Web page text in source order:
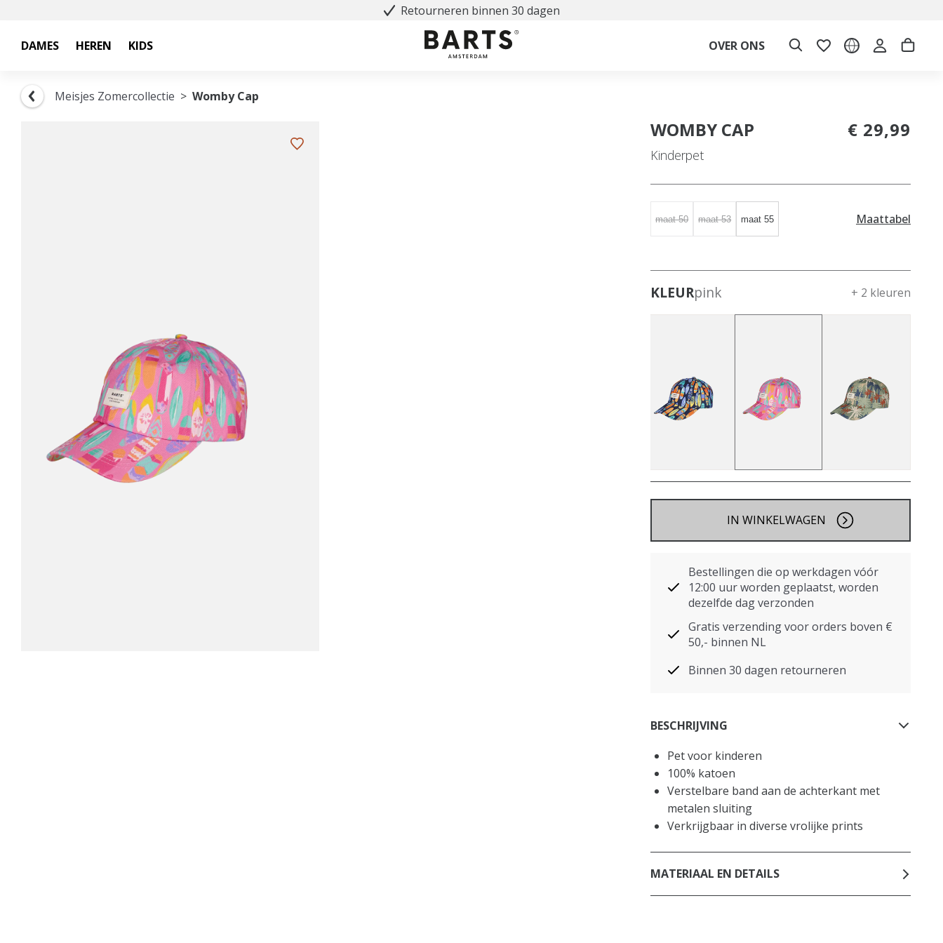
Retourneren binnen 30 dagen
DAMES HEREN KIDS OVER ONS
Meisjes Zomercollectie Womby Cap
WOMBY CAP
Kinderpet
€ 29,99
maat 50 maat 53 maat 55 Maattabel
KLEURpink + 2 kleuren
IN WINKELWAGEN
Bestellingen die op werkdagen vóór
12:00 uur worden geplaatst, worden
dezelfde dag verzonden
Gratis verzending voor orders boven €
50,- binnen NL
Binnen 30 dagen retourneren
BESCHRIJVING
Pet voor kinderen
100% katoen
Verstelbare band aan de achterkant met
metalen sluiting
Verkrijgbaar in diverse vrolijke prints
MATERIAAL EN DETAILS